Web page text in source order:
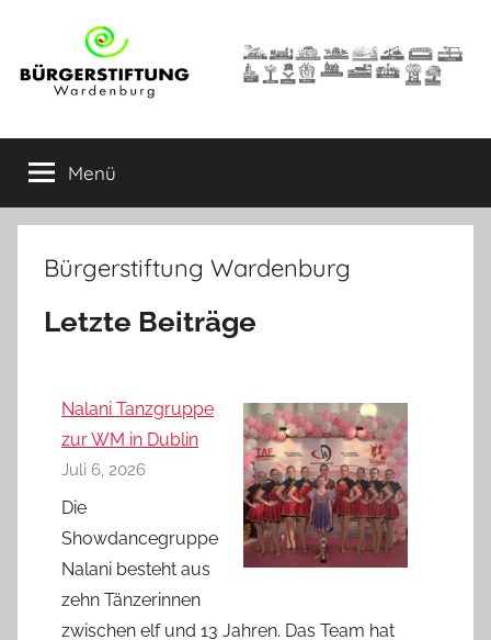
springen
Menü
Bürgerstiftung Wardenburg
Letzte Beiträge
Nalani Tanzgruppe
zur WM in Dublin
Juli 6, 2026
Die
Showdancegruppe
Nalani besteht aus
zehn Tänzerinnen
zwischen elf und 13 Jahren. Das Team hat